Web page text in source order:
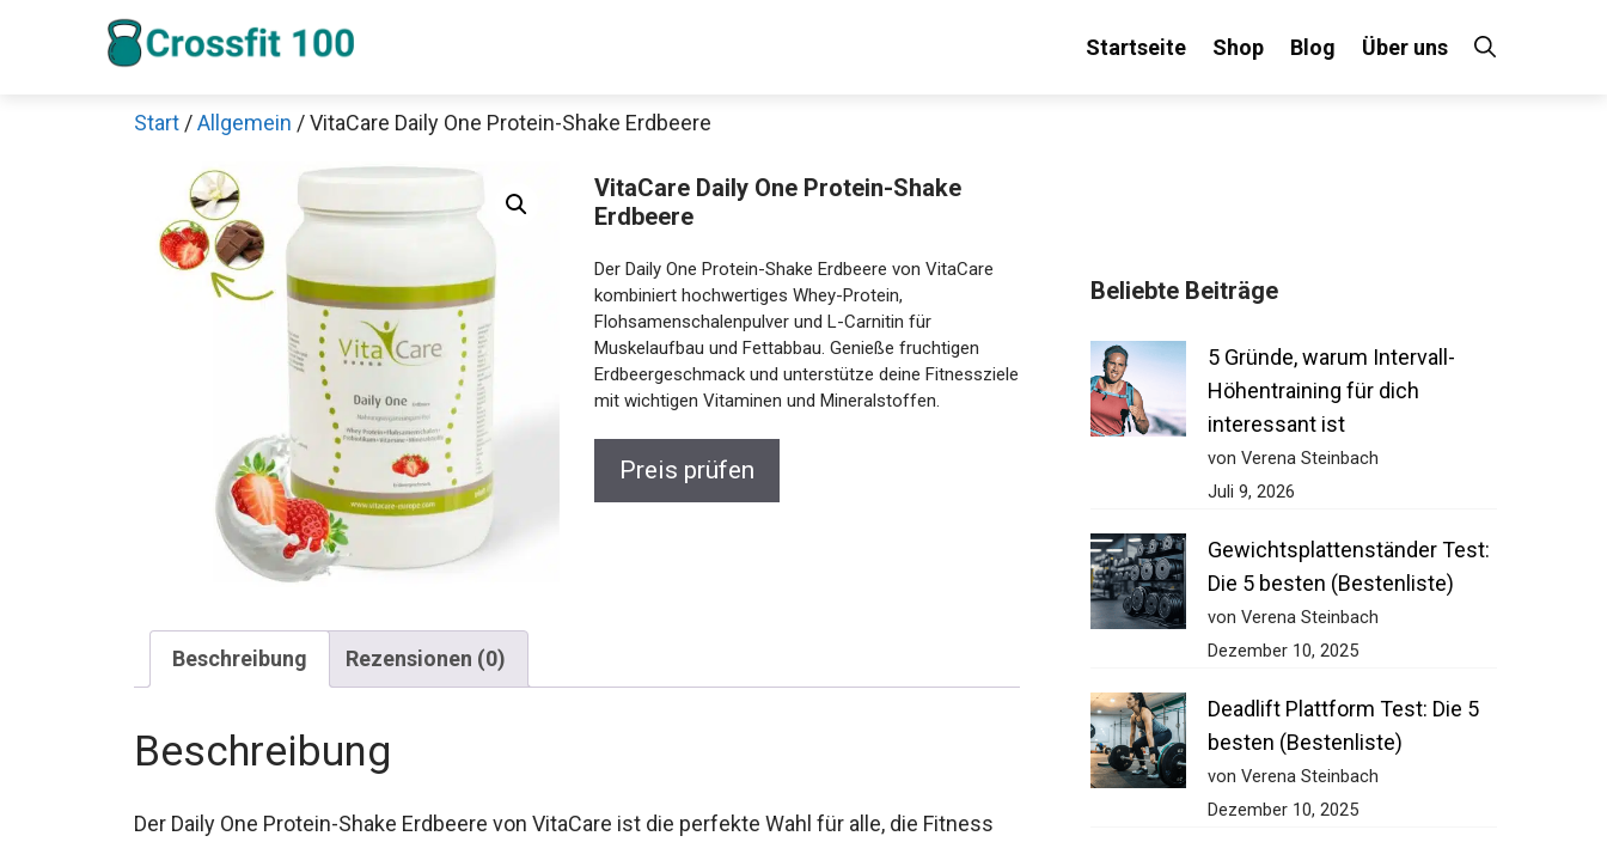
Startseite Shop Blog Über uns
Start /Allgemein / VitaCare Daily One Protein-Shake Erdbeere
VitaCare Daily One Protein-Shake
Erdbeere
Der Daily One Protein-Shake Erdbeere von VitaCare
kombiniert hochwertiges Whey-Protein,
Flohsamenschalenpulver und L-Carnitin für
Muskelaufbau und Fettabbau. Genieße fruchtigen
Erdbeergeschmack und unterstütze deine Fitnessziele
mit wichtigen Vitaminen und Mineralstoffen.
Preis prüfen
Beschreibung Rezensionen (0)
Beschreibung
Der Daily One Protein-Shake Erdbeere von VitaCare ist die perfekte Wahl für alle, die Fitness
Beliebte Beiträge
5 Gründe, warum Intervall-
Höhentraining für dich
interessant ist
von Verena Steinbach
Juli 9, 2026
Gewichtsplattenständer Test:
Die 5 besten (Bestenliste)
von Verena Steinbach
Dezember 10, 2025
Deadlift Plattform Test: Die 5
besten (Bestenliste)
von Verena Steinbach
Dezember 10, 2025